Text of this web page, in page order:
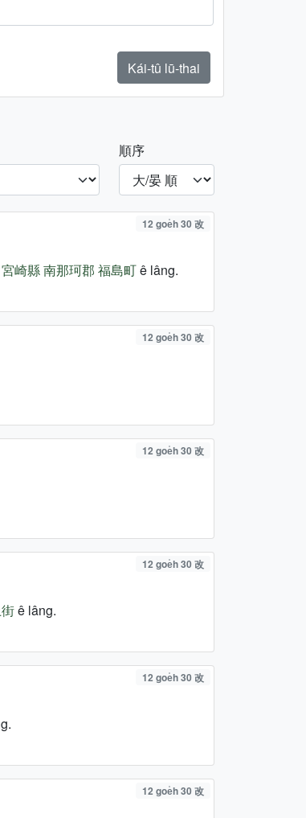
Kái-tû lū-thai
順序
12 goe̍h 30 改
宮崎縣南那珂郡 福島町ê lâng.
12 goe̍h 30 改
12 goe̍h 30 改
12 goe̍h 30 改
ê lâng.
12 goe̍h 30 改
12 goe̍h 30 改